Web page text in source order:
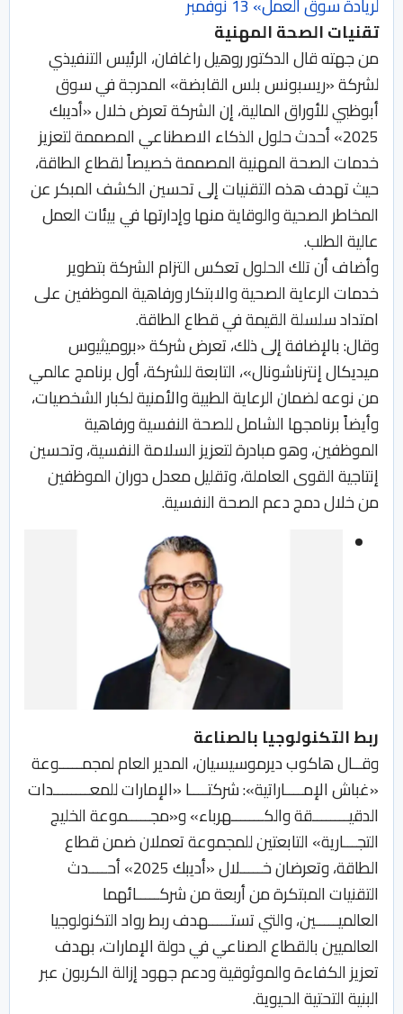
لريادة سوق العمل» 13 نوفمبر
تقنيات الصحة المهنية
من جهته قال الدكتور روهيل راغافان، الرئيس التنفيذي
لشركة «ريسبونس بلس القابضة» المدرجة في سوق
أبوظبي للأوراق المالية، إن الشركة تعرض خلال «أديبك
2025» أحدث حلول الذكاء الاصطناعي المصممة لتعزيز
خدمات الصحة المهنية المصممة خصيصاً لقطاع الطاقة،
حيث تهدف هذه التقنيات إلى تحسين الكشف المبكر عن
المخاطر الصحية والوقاية منها وإدارتها في بيئات العمل
عالية الطلب.
وأضاف أن تلك الحلول تعكس التزام الشركة بتطوير
خدمات الرعاية الصحية والابتكار ورفاهية الموظفين على
امتداد سلسلة القيمة في قطاع الطاقة.
وقال: بالإضافة إلى ذلك، تعرض شركة «بروميثيوس
ميديكال إنترناشونال»، التابعة للشركة، أول برنامج عالمي
من نوعه لضمان الرعاية الطبية والأمنية لكبار الشخصيات،
وأيضاً برنامجها الشامل للصحة النفسية ورفاهية
الموظفين، وهو مبادرة لتعزيز السلامة النفسية، وتحسين
إنتاجية القوى العاملة، وتقليل معدل دوران الموظفين
من خلال دمج دعم الصحة النفسية.
ربط التكنولوجيا بالصناعة
وقــال هاكوب ديرموسيسيان، المدير العام لمجمـــــوعة
«غباش الإمــــاراتية»: شركتــــا «الإمارات للمعــــــــدات
الدقيــــــــقة والكـــــــهرباء» و«مجـــــموعة الخليج
التجـــارية» التابعتين للمجموعة تعملان ضمن قطاع
الطاقة، وتعرضان خـــــلال «أديبك 2025» أحــــدث
التقنيات المبتكرة من أربعة من شركـــــائهما
العالميـــــين، والتي تستـــــهدف ربط رواد التكنولوجيا
العالميين بالقطاع الصناعي في دولة الإمارات، بهدف
تعزيز الكفاءة والموثوقية ودعم جهود إزالة الكربون عبر
البنية التحتية الحيوية.